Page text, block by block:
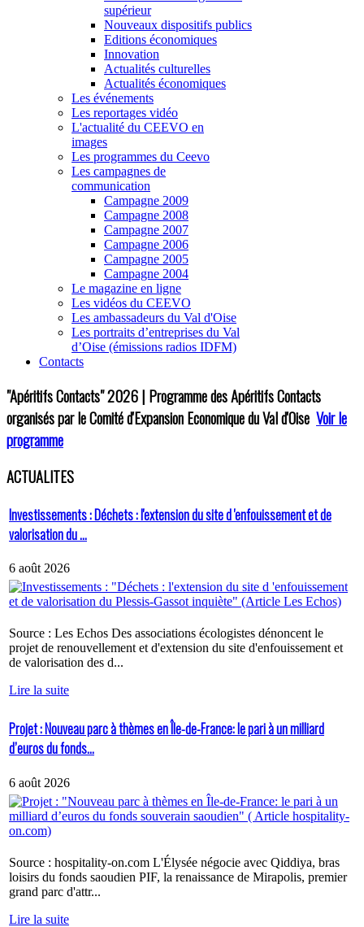
supérieur
Nouveaux dispositifs publics
Editions économiques
Innovation
Actualités culturelles
Actualités économiques
Les événements
Les reportages vidéo
L'actualité du CEEVO en
images
Les programmes du Ceevo
Les campagnes de
communication
Campagne 2009
Campagne 2008
Campagne 2007
Campagne 2006
Campagne 2005
Campagne 2004
Le magazine en ligne
Les vidéos du CEEVO
Les ambassadeurs du Val d'Oise
Les portraits d’entreprises du Val
d’Oise (émissions radios IDFM)
Contacts
"Apéritifs Contacts"2026 | Programme des Apéritifs Contacts
organisés par le Comité d'Expansion Economique du Val d'Oise Voir le
programme
ACTUALITES
Investissements : Déchets : l'extension du site d 'enfouissement et de
valorisation du ...
6 août 2026
Source : Les Echos Des associations écologistes dénoncent le
projet de renouvellement et d'extension du site d'enfouissement et
de valorisation des d...
Lire la suite
Projet : Nouveau parc à thèmes en Île-de-France: le pari à un milliard
d’euros du fonds...
6 août 2026
Source : hospitality-on.com L'Élysée négocie avec Qiddiya, bras
loisirs du fonds saoudien PIF, la renaissance de Mirapolis, premier
grand parc d'attr...
Lire la suite